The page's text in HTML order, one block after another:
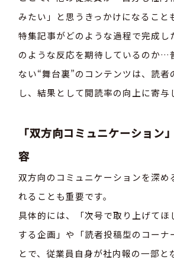
みたい」と思うきっかけになること
特集記事がどのような過程で完成し
のような反応を期待しているのか…
ない“舞台裏”のコンテンツは、読者
し、結果として閲読率の向上に寄与
「双方向コミュニケーション
容
双方向のコミュニケーションを深め
れることも重要です。
具体的には、「次号で取り上げてほ
する企画」や「読者投稿型のコーナ
とで、従業員自身が社内報の一部と